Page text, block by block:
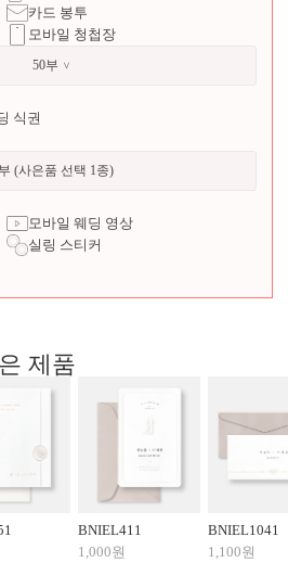
카드 봉투
모바일 청첩장
50부
식권
(사은품 선택 1종)
모바일 웨딩 영상
실링 스티커
제품
BNIEL411
1,000원
BNIEL1041
1,100원